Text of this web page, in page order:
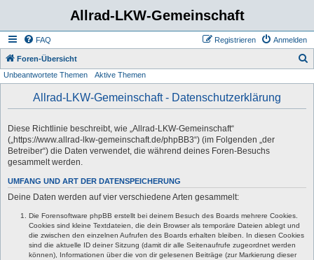
Allrad-LKW-Gemeinschaft
FAQ Anmelden
Registrieren
Foren-Übersicht
Unbeantwortete Themen Aktive Themen
Allrad-LKW-Gemeinschaft - Datenschutzerklärung
Diese Richtlinie beschreibt, wie „Allrad-LKW-Gemeinschaft“
(„https://www.allrad-lkw-gemeinschaft.de/phpBB3“) (im Folgenden „der
Betreiber“) die Daten verwendet, die während deines Foren-Besuchs
gesammelt werden.
UMFANG UND ART DER DATENSPEICHERUNG
Deine Daten werden auf vier verschiedene Arten gesammelt:
Die Forensoftware phpBB erstellt bei deinem Besuch des Boards mehrere Cookies.
Cookies sind kleine Textdateien, die dein Browser als temporäre Dateien ablegt und
die zwischen den einzelnen Aufrufen des Boards erhalten bleiben. In diesen Cookies
sind die aktuelle ID deiner Sitzung (damit dir alle Seitenaufrufe zugeordnet werden
können), Informationen über die von dir gelesenen Beiträge (zur Markierung dieser